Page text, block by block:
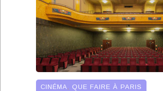
CINÉMA QUE FAIRE À PARIS